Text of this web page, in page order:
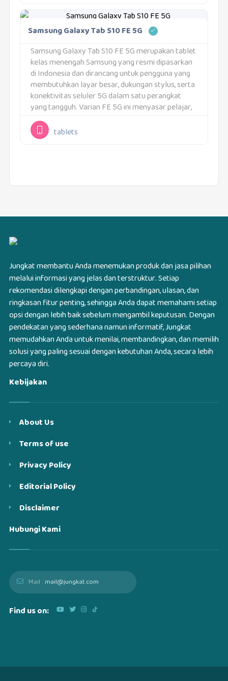
Samsung Galaxy Tab S10 FE 5G
Samsung Galaxy Tab S10 FE 5G merupakan tablet
kelas menengah Samsung yang resmi dipasarkan
di Indonesia dan dirancang untuk pengguna yang
membutuhkan layar besar, dukungan stylus, serta
konektivitas seluler 5G dalam satu perangkat
yang tangguh. Varian FE 5G ini menyasar pelajar,
mahasiswa, profesional, hingga pekerja lapangan
yang membutuhkan tablet produktivitas...
tablets
Jungkat membantu Anda menemukan produk dan jasa pilihan
melalui informasi yang jelas dan terstruktur. Setiap
rekomendasi dilengkapi dengan perbandingan, ulasan, dan
ringkasan fitur penting, sehingga Anda dapat memahami setiap
opsi dengan lebih baik sebelum mengambil keputusan. Dengan
pendekatan yang sederhana namun informatif, Jungkat
memudahkan Anda untuk menilai, membandingkan, dan memilih
solusi yang paling sesuai dengan kebutuhan Anda, secara lebih
percaya diri.
Kebijakan
About Us
Terms of use
Privacy Policy
Editorial Policy
Disclaimer
Hubungi Kami
Mail :mail@jungkat.com
Find us on: